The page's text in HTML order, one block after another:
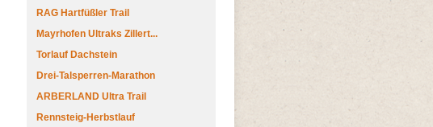
RAG Hartfüßler Trail
Mayrhofen Ultraks Zillert...
Torlauf Dachstein
Drei-Talsperren-Marathon
ARBERLAND Ultra Trail
Rennsteig-Herbstlauf